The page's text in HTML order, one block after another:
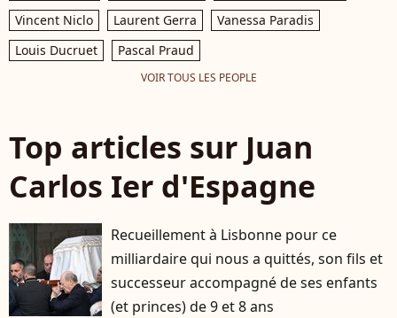
Vincent Niclo
Laurent Gerra
Vanessa Paradis
Louis Ducruet
Pascal Praud
VOIR TOUS LES PEOPLE
Top articles sur Juan
Carlos Ier d'Espagne
Recueillement à Lisbonne pour ce
milliardaire qui nous a quittés, son fils et
successeur accompagné de ses enfants
(et princes) de 9 et 8 ans